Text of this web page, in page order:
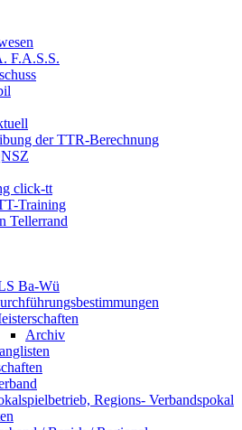
F.A.S.S.
der TTR-Berechnung
click-tt
Training
Tellerrand
Ba-Wü
Archiv
Regions- Verbandspokal